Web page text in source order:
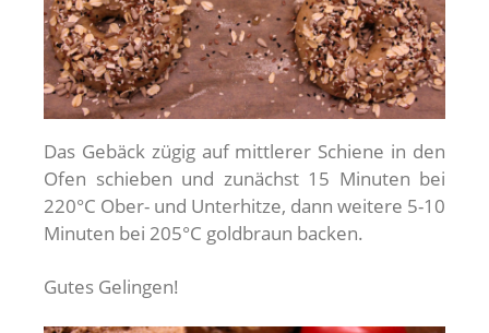
Das Gebäck zügig auf mittlerer Schiene in den
Ofen schieben und zunächst 15 Minuten bei
220°C Ober- und Unterhitze, dann weitere 5-10
Minuten bei 205°C goldbraun backen.
Gutes Gelingen!